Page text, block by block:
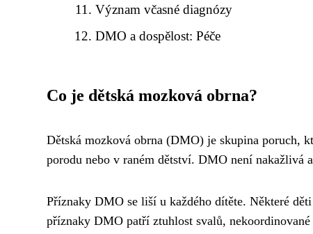
Význam včasné diagnózy
DMO a dospělost: Péče
Co je dětská mozková obrna?
Dětská mozková obrna (DMO) je skupina poruch,
porodu nebo v raném dětství. DMO není nakažlivá
Příznaky DMO se liší u každého dítěte. Některé
příznaky DMO patří ztuhlost svalů,